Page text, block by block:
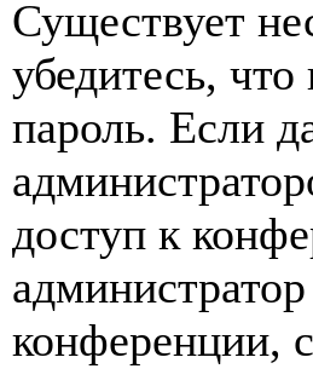
Существует
убедитесь,
пароль. Если
доступ к
конференции,